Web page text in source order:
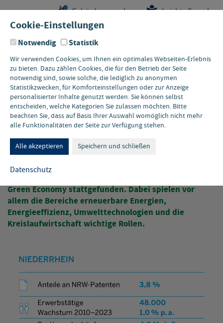
Kontakt
Gebärdensprache Leichte Sprache
Regionalprofil Niederrhein
Die Region Niederrhein ist traditionell geprägt von
Landwirtschaft, Industrie und Handel. In den letzten
Green Economy stattgefunden. Dabei spielen vor
allem die Bereiche erneuerbare Energien,
Energieeffizienz, Umwelttechnologien und die
Kreislaufwirtschaft wichtige Rollen.
Cookie-Einstellungen
Notwendig Statistik
Wir verwenden Cookies, um Ihnen ein optimales Webseiten-Erlebnis
zu bieten. Dazu zählen Cookies, die für den Betrieb der Seite
notwendig sind, sowie solche, die lediglich zu anonymen
Statistikzwecken, für Komforteinstellungen oder zur Anzeige
personalisierter Inhalte genutzt werden. Sie können selbst
entscheiden, welche Kategorien Sie zulassen möchten. Bitte
beachten Sie, dass auf Basis Ihrer Auswahl womöglich nicht mehr
alle Funktionalitäten der Seite zur Verfügung stehen.
Alle akzeptieren Speichern und schließen
Datenschutz